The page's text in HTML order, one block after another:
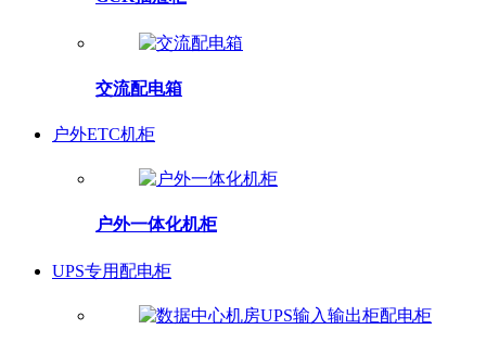
交流配电箱
户外ETC机柜
户外一体化机柜
UPS专用配电柜